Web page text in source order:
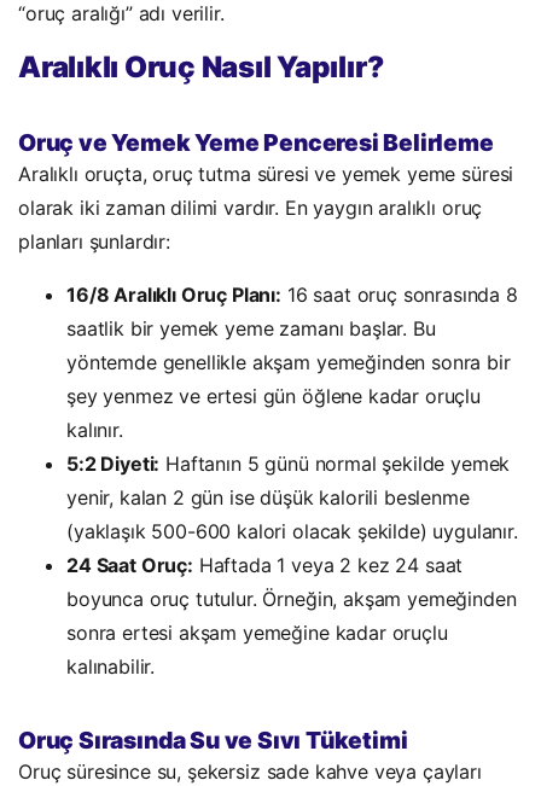
“oruç aralığı” adı verilir.
Aralıklı Oruç Nasıl Yapılır?
Oruç ve Yemek Yeme Penceresi Belirleme
Aralıklı oruçta, oruç tutma süresi ve yemek yeme süresi
olarak iki zaman dilimi vardır. En yaygın aralıklı oruç
planları şunlardır:
16/8 Aralıklı Oruç Planı: 16 saat oruç sonrasında 8
saatlik bir yemek yeme zamanı başlar. Bu
yöntemde genellikle akşam yemeğinden sonra bir
şey yenmez ve ertesi gün öğlene kadar oruçlu
kalınır.
5:2 Diyeti: Haftanın 5 günü normal şekilde yemek
yenir, kalan 2 gün ise düşük kalorili beslenme
(yaklaşık 500-600 kalori olacak şekilde) uygulanır.
24 Saat Oruç: Haftada 1 veya 2 kez 24 saat
boyunca oruç tutulur. Örneğin, akşam yemeğinden
sonra ertesi akşam yemeğine kadar oruçlu
kalınabilir.
Oruç Sırasında Su ve Sıvı Tüketimi
Oruç süresince su, şekersiz sade kahve veya çayları